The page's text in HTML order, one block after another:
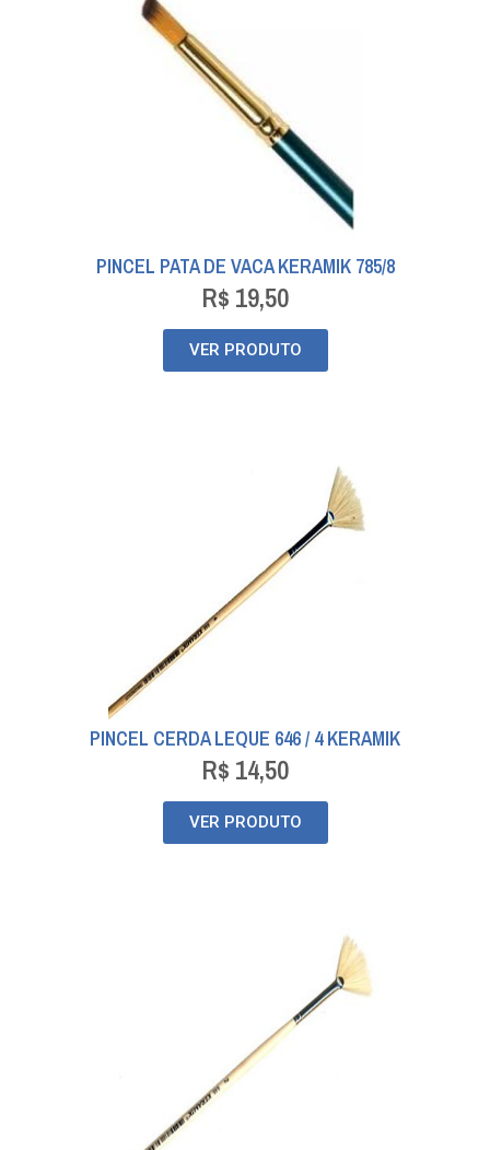
PINCEL PATA DE VACA KERAMIK 785/8
R$ 19,50
VER PRODUTO
PINCEL CERDA LEQUE 646 / 4 KERAMIK
R$ 14,50
VER PRODUTO